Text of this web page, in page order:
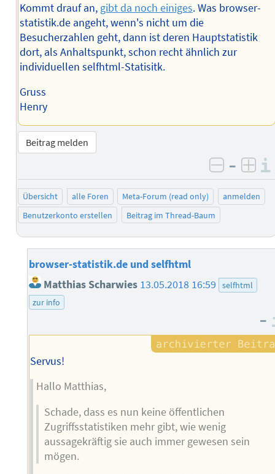
Kommt drauf an, gibt da noch einiges. Was browser-
statistik.de angeht, wenn's nicht um die
Besucherzahlen geht, dann ist deren Hauptstatistik
dort, als Anhaltspunkt, schon recht ähnlich zur
individuellen selfhtml-Statisitk.
Gruss
Henry
Beitrag melden
negativ
–
Übersicht alle Foren Meta-Forum (read only)
anmelden
Benutzerkonto erstellen
Beitrag im Thread-Baum
browser-statistik.de und selfhtml
Matthias Scharwies 13.05.2018 16:59
selfhtml
zur info
–
Servus!
Hallo Matthias,
Schade, dass es nun keine öffentlichen
Zugriffsstatistiken mehr gibt, wie wenig
aussagekräftig sie auch immer gewesen sein
mögen.